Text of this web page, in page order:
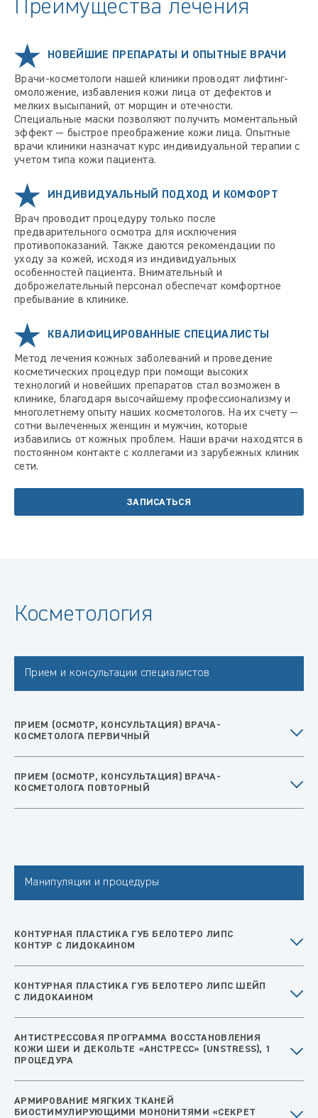
Преимущества лечения
НОВЕЙШИЕ ПРЕПАРАТЫ И ОПЫТНЫЕ ВРАЧИ
Врачи-косметологи нашей клиники проводят лифтинг-
омоложение, избавления кожи лица от дефектов и
мелких высыпаний, от морщин и отечности.
Специальные маски позволяют получить моментальный
эффект — быстрое преображение кожи лица. Опытные
врачи клиники назначат курс индивидуальной терапии с
учетом типа кожи пациента.
ИНДИВИДУАЛЬНЫЙ ПОДХОД И КОМФОРТ
Врач проводит процедуру только после
предварительного осмотра для исключения
противопоказаний. Также даются рекомендации по
уходу за кожей, исходя из индивидуальных
особенностей пациента. Внимательный и
доброжелательный персонал обеспечат комфортное
пребывание в клинике.
КВАЛИФИЦИРОВАННЫЕ СПЕЦИАЛИСТЫ
Метод лечения кожных заболеваний и проведение
косметических процедур при помощи высоких
технологий и новейших препаратов стал возможен в
клинике, благодаря высочайшему профессионализму и
многолетнему опыту наших косметологов. На их счету —
сотни вылеченных женщин и мужчин, которые
избавились от кожных проблем. Наши врачи находятся в
постоянном контакте с коллегами из зарубежных клиник
сети.
ЗАПИСАТЬСЯ
Косметология
Прием и консультации специалистов
ПРИЕМ (ОСМОТР, КОНСУЛЬТАЦИЯ) ВРАЧА-
КОСМЕТОЛОГА ПЕРВИЧНЫЙ
ПРИЕМ (ОСМОТР, КОНСУЛЬТАЦИЯ) ВРАЧА-
КОСМЕТОЛОГА ПОВТОРНЫЙ
Манипуляции и процедуры
КОНТУРНАЯ ПЛАСТИКА ГУБ БЕЛОТЕРО ЛИПС
КОНТУР С ЛИДОКАИНОМ
КОНТУРНАЯ ПЛАСТИКА ГУБ БЕЛОТЕРО ЛИПС ШЕЙП
С ЛИДОКАИНОМ
АНТИСТРЕССОВАЯ ПРОГРАММА ВОССТАНОВЛЕНИЯ
КОЖИ ШЕИ И ДЕКОЛЬТЕ «АНСТРЕСС» (UNSTRESS), 1
ПРОЦЕДУРА
АРМИРОВАНИЕ МЯГКИХ ТКАНЕЙ
БИОСТИМУЛИРУЮЩИМИ МОНОНИТЯМИ «СЕКРЕТ